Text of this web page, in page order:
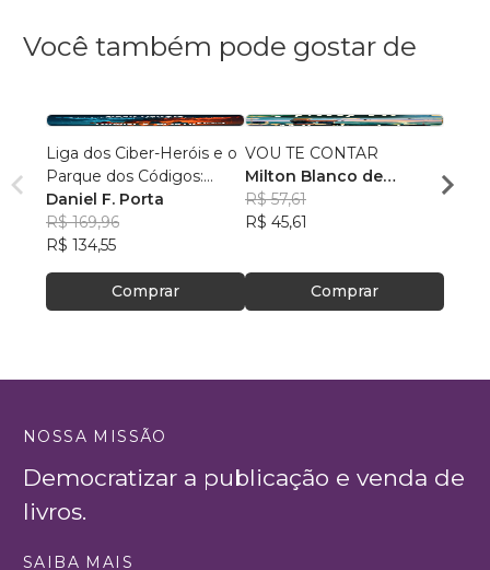
Você também pode gostar de
Liga dos Ciber-Heróis e o
Parque dos Códigos:
Rumo ao Desconhecido
Daniel F. Porta
R$ 169,96
R$ 134,55
Comprar
VOU TE CONTAR
Milton Blanco de
Abrunhosa Trindade
Filho
R$ 57,61
R$ 45,61
Comprar
NOSSA MISSÃO
Democratizar a publicação e venda de
livros.
SAIBA MAIS